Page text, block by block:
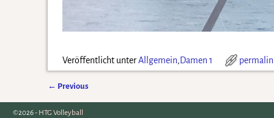
Veröffentlicht unterAllgemein, Damen 1
← Previous
©2026 - HTG Volleyball